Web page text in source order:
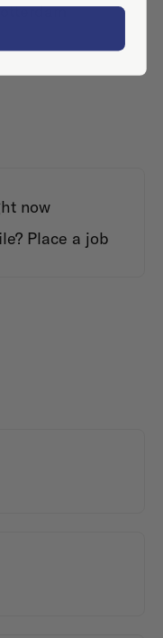
now
Place a job